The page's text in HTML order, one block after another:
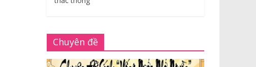
Chuyên đề